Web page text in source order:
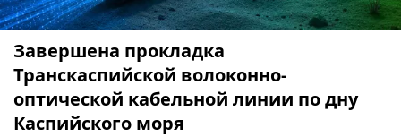
Завершена прокладка
Транскаспийской волоконно-
оптической кабельной линии по дну
Каспийского моря